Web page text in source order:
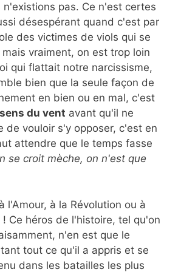
n'existions pas. Ce n'est certes
désespérant quand c'est par
des victimes de viols qui se
vraiment, on est trop loin
qui flattait notre narcissisme,
bien que la seule façon de
en bien ou en mal, c'est
du vent avant qu'il ne
de vouloir s'y opposer, c'est en
attendre que le temps fasse
se croit mèche, on n'est que
l'Amour, à la Révolution ou à
Ce héros de l'histoire, tel qu'on
n'en est que le
tout ce qu'il a appris et se
dans les batailles les plus